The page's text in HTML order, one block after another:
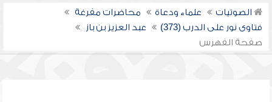
الصوتيات علماء ودعاة
محاضرات مفرغة
فتاوى نور على الدرب (373)
عبد العزيز بن باز
صفحة الفهرس